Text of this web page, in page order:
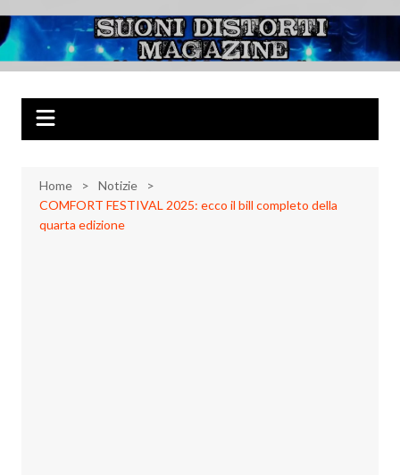
al
contenuto
Suoni Distorti
Magazine
Musica Rock, Metal, Punk e varie sonorità alternative
Home
Notizie
COMFORT FESTIVAL 2025: ecco il bill completo della
quarta edizione